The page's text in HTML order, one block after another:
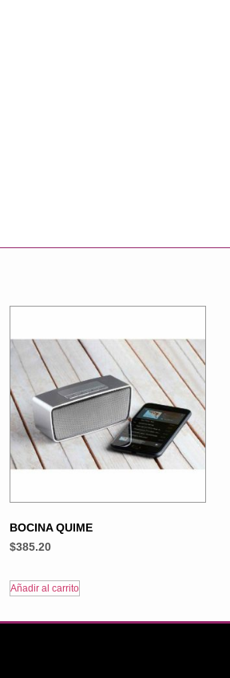
BOCINA QUIME
$385.20
Añadir al carrito